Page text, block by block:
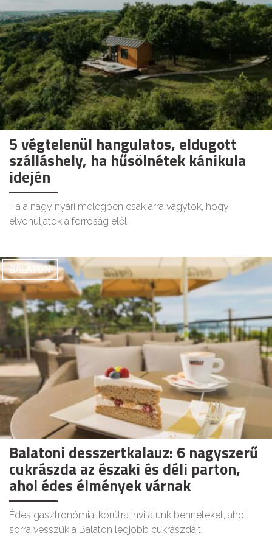
5 végtelenül hangulatos, eldugott
szálláshely, ha hűsölnétek kánikula
idején
Ha a nagy nyári melegben csak arra vágytok, hogy
elvonuljatok a forróság elől.
BALATON
Balatoni desszertkalauz: 6 nagyszerű
cukrászda az északi és déli parton,
ahol édes élmények várnak
Édes gasztronómiai körútra invitálunk benneteket, ahol
sorra vesszük a Balaton legjobb cukrászdáit.